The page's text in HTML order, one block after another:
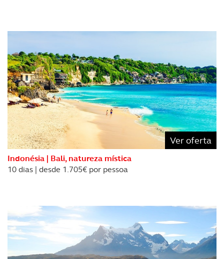
O ACP garantirá que as transferências internacionais de
consentimento e quando tal se afigure estritamente
necessário no contexto dos serviços a prestar.
Realçamos que o bloqueio de certo tipo de Cookies e
tecnologias similares pode ter impacto na sua
experiência de navegação no Website e nos serviços
disponibilizados.
Consulte a política de cookies do site.
Ver oferta
Indonésia | Bali, natureza mística
10 dias | desde 1.705€ por pessoa